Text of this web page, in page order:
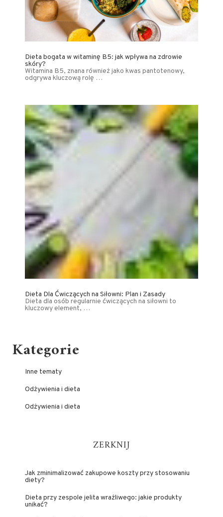
Dieta bogata w witaminę B5: jak wpływa na zdrowie
skóry?
Witamina B5, znana również jako kwas pantotenowy,
odgrywa kluczową rolę …
Dieta Dla Ćwiczących na Siłowni: Plan i Zasady
Dieta dla osób regularnie ćwiczących na siłowni to
kluczowy element, …
Kategorie
Inne tematy
Odżywienia i dieta
Odżywienia i dieta
ZERKNIJ
Jak zminimalizować zakupowe koszty przy stosowaniu
diety?
Dieta przy zespole jelita wrażliwego: jakie produkty
unikać?